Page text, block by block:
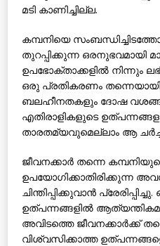
മടി കാണിച്ചില്ല.
കമ്പനിയെ
തുറപ്പിക്കുന്ന ഒരനുഭവമായി
ഉപഭോക്താക്കളില്‍ നിന്നും
ഒരു പ്രതികരണം
ബലഹീനതകളും ദോഷ
എതിരാളികളുടെ
താരതമ്യവുമെല്ലാം ആ
ജീവനക്കാര്‍ തന്നെ
ഉപയോഗിക്കാതിരിക്കുന്ന
ചിന്തിപ്പിക്കുവാന്‍
ഉത്പന്നങ്ങളില്‍
അവിടത്തെ ജീവനക്കാര്‍ക്ക്
വിശ്വസിക്കാത്ത